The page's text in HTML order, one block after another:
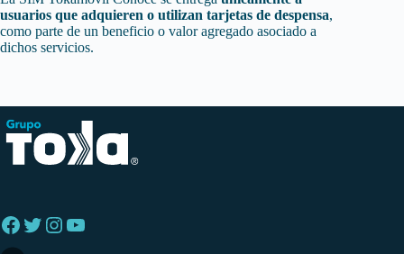
usuarios que adquieren o utilizan tarjetas de despensa,
como parte de un beneficio o valor agregado asociado a
dichos servicios.
Facebook
Twitter
Instagram
YouTube